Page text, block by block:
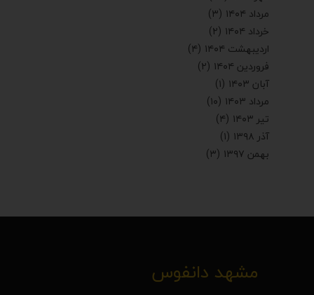
مرداد ۱۴۰۴
(۳)
خرداد ۱۴۰۴
(۲)
اردیبهشت ۱۴۰۴
(۴)
فروردین ۱۴۰۴
(۲)
آبان ۱۴۰۳
(۱)
مرداد ۱۴۰۳
(۱۰)
تیر ۱۴۰۳
(۴)
آذر ۱۳۹۸
(۱)
بهمن ۱۳۹۷
(۳)
مشهد دانفوس